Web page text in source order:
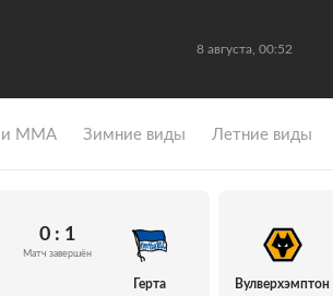
8 августа, 00:52
и ММА Зимние виды Летние виды
0 : 1
Матч завершён
Герта Вулверхэмптон